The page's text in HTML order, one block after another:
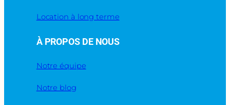
Location à long terme
À PROPOS DE NOUS
Notre équipe
Notre blog